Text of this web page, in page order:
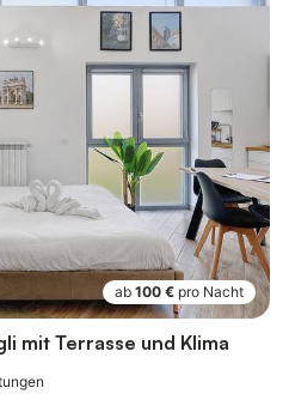
ab 100 € pro Nacht
mit Terrasse und Klima